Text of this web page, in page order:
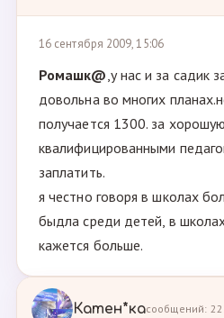
16 сентября 2009, 15:06
Ромашк@,у нас и за садик
довольна во многих
получается 1300. за
квалифицированными
заплатить.
я честно говоря в школах
быдла среди детей, в
кажется больше.
Катен*касообщений: